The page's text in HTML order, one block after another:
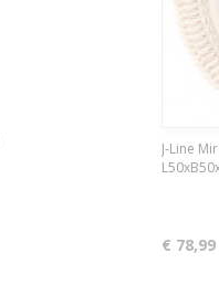
J-Line
€ 78,99